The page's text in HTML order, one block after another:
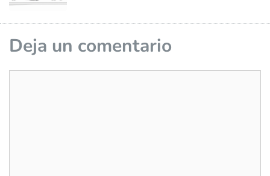
Deja un comentario